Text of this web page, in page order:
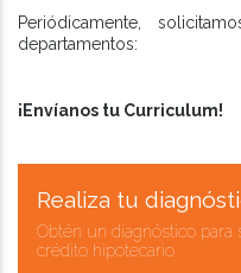
Periódicamente,
departamentos:
¡Envíanos tu Curriculum!
Realiza tu
Obtén un diagnóstico para
crédito hipotecario.